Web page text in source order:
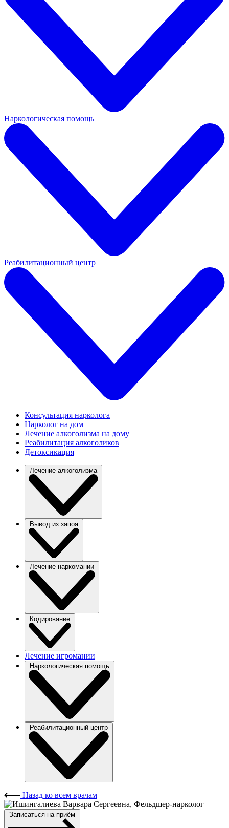
Наркологическая помощь
Реабилитационный центр
Консультация нарколога
Нарколог на дом
Лечение алкоголизма на дому
Реабилитация алкоголиков
Детоксикация
Лечение алкоголизма
Вывод из запоя
Лечение наркомании
Кодирование
Лечение игромании
Наркологическая помощь
Реабилитационный центр
Назад ко всем врачам
Записаться на приём